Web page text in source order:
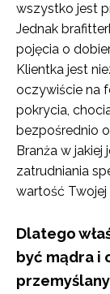
wszystko jest
Jednak
pojęcia o
Klientka jest
oczywiście na
pokrycia,
bezpośrednio
Branża w
zatrudniania
wartość Twojej
Dlatego
być mądra i